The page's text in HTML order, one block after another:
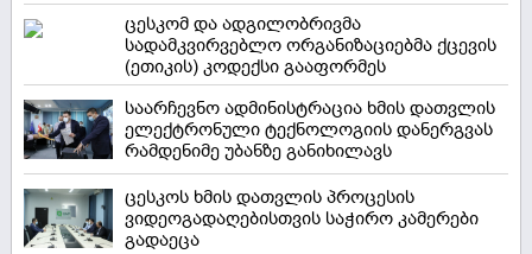
ცესკომ და ადგილობრივმა
სადამკვირვებლო ორგანიზაციებმა ქცევის
(ეთიკის) კოდექსი გააფორმეს
საარჩევნო ადმინისტრაცია ხმის დათვლის
ელექტრონული ტექნოლოგიის დანერგვას
რამდენიმე უბანზე განიხილავს
ცესკოს ხმის დათვლის პროცესის
ვიდეოგადაღებისთვის საჭირო კამერები
გადაეცა